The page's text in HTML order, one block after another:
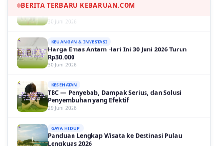
BERITA TERBARU KEBARUAN.COM
30 Juni 2026
KEUANGAN & INVESTASI
Rp30.000
30 Juni 2026
KESEHATAN
Penyembuhan yang Efektif
29 Juni 2026
GAYA HIDUP
Lengkuas 2026
29 Juni 2026